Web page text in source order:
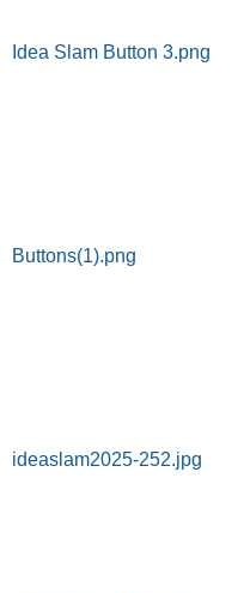
Idea Slam Button 3.png
Buttons(1).png
ideaslam2025-252.jpg